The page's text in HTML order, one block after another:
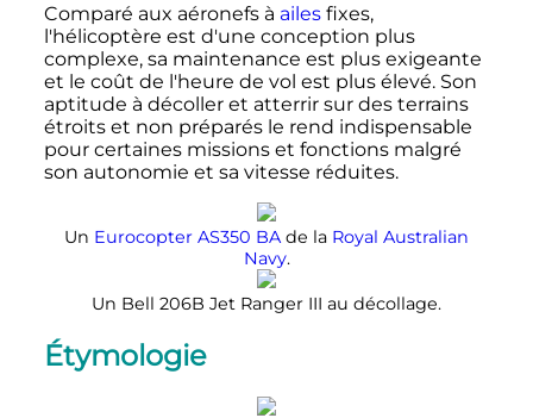
Comparé aux aéronefs à ailesfixes,
l'hélicoptère est d'une conception plus
complexe, sa maintenance est plus exigeante
et le coût de l'heure de vol est plus élevé. Son
aptitude à décoller et atterrir sur des terrains
étroits et non préparés le rend indispensable
pour certaines missions et fonctions malgré
son autonomie et sa vitesse réduites.
Un Eurocopter AS350 BAde la Royal Australian
Navy.
Un Bell 206B Jet Ranger III au décollage.
Étymologie